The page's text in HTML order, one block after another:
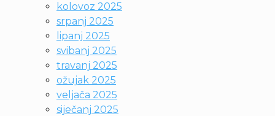
kolovoz 2025
srpanj 2025
lipanj 2025
svibanj 2025
travanj 2025
ožujak 2025
veljača 2025
siječanj 2025